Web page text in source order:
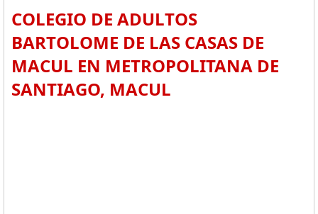
COLEGIO DE ADULTOS
BARTOLOME DE LAS CASAS DE
MACUL EN METROPOLITANA DE
SANTIAGO, MACUL